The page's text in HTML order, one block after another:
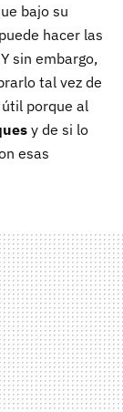
bajo su
hacer las
sin embargo,
tal vez de
porque al
y de si lo
esas